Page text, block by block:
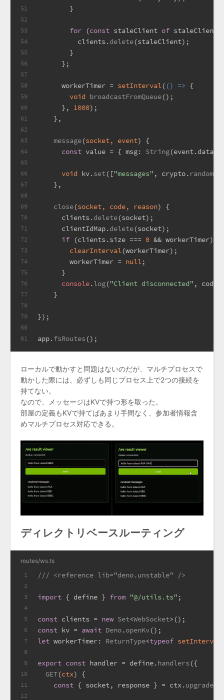
51
52
53
54
55
56
57
58
59
60
61
62
63
64
65
66
67
68
69
70
71
72
73
74
75
76
77
78
79
80
81
        }
for (const staleClient of
          clients.
delete(staleClient);
        }
      };
      workerTimer =
setInterval( () => {
void broadcastFromQueue();
      },
1000);
    },
message(socket, event) {
const value = { msg: String(event.data
void kv.set(["messages" , crypto.
    },
close(socket, code, reason) {
      clients.
delete(socket);
      clientIdMap.
delete(socket);
if (clients.size === 0 && workerTimer) {
clearInterval(workerTimer);
        workerTimer =
null;
      }
console.log("Client disconnected" , code,
    }
});
app.fsRoutes ();
ローカルで動かすと問題はないのだが、マルチプロセスで
動かした際には、必ずしも同じプロセス上で2つの接続を
持てない。
なので、メッセージはKVで持つ形を取った。
部屋の定義もKVで持てばあまり手間なく、参加者情報含
めマルチプロセス対応できる。
ディレクトリベースルーティング
routes/ws.ts
1
2
3
4
5
6
7
8
9
10
11
12
/// <reference lib="deno.unstable" />
import { define } from "@/utils.ts" ;
const clients = new Set<WebSocket>();
const kv = await Deno.openKv();
let workerTimer: ReturnType<typeof setInterval
export const handler = define.handlers ({
GET(ctx) {
const { socket, response } = ctx.upgrade